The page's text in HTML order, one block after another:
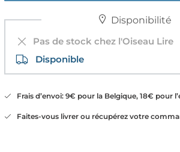
Disponibilité
Pas de stock chez l'Oiseau Lire
Disponible
Frais d’envoi: 9€ pour la Belgique, 18€ pour
Faites-vous livrer ou récupérez votre